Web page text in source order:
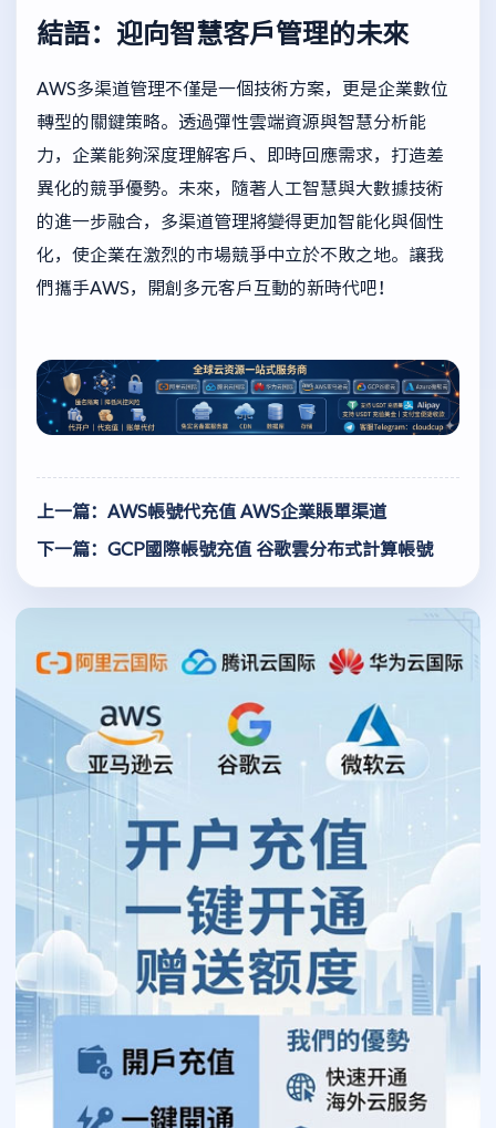
結語：迎向智慧客戶管理的未來
AWS多渠道管理不僅是一個技術方案，更是企業數位
轉型的關鍵策略。透過彈性雲端資源與智慧分析能
力，企業能夠深度理解客戶、即時回應需求，打造差
異化的競爭優勢。未來，隨著人工智慧與大數據技術
的進一步融合，多渠道管理將變得更加智能化與個性
化，使企業在激烈的市場競爭中立於不敗之地。讓我
們攜手AWS，開創多元客戶互動的新時代吧！
上一篇：AWS帳號代充值 AWS企業賬單渠道
下一篇：GCP國際帳號充值 谷歌雲分布式計算帳號